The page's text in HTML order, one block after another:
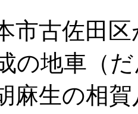
市古佐田
の地車（
麻生の相